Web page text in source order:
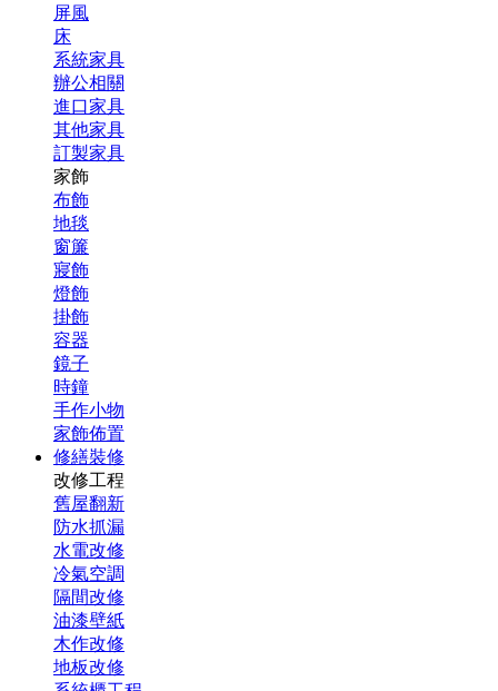
屏風
床
系統家具
辦公相關
進口家具
其他家具
訂製家具
家飾
布飾
地毯
窗簾
寢飾
燈飾
掛飾
容器
鏡子
時鐘
手作小物
家飾佈置
修繕裝修
改修工程
舊屋翻新
防水抓漏
水電改修
冷氣空調
隔間改修
油漆壁紙
木作改修
地板改修